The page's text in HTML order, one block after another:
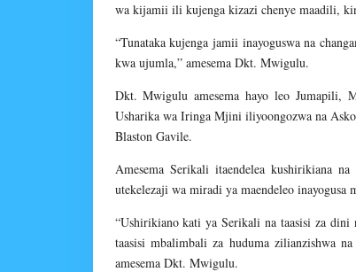
wa kijamii ili kujenga kizazi chenye maadili,
“Tunataka kujenga jamii inayoguswa na
kwa ujumla,” amesema Dkt. Mwigulu.
Dkt. Mwigulu amesema hayo leo Jumapili,
Usharika wa Iringa Mjini iliyoongozwa na
Blaston Gavile.
Amesema Serikali itaendelea kushirikiana
utekelezaji wa miradi ya maendeleo inayogusa
“Ushirikiano kati ya Serikali na taasisi za
taasisi mbalimbali za huduma zilianzishwa
amesema Dkt. Mwigulu.